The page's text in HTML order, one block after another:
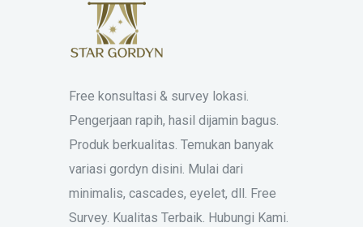
Free konsultasi & survey lokasi.
Pengerjaan rapih, hasil dijamin bagus.
Produk berkualitas. Temukan banyak
variasi gordyn disini. Mulai dari
minimalis, cascades, eyelet, dll. Free
Survey. Kualitas Terbaik. Hubungi Kami.